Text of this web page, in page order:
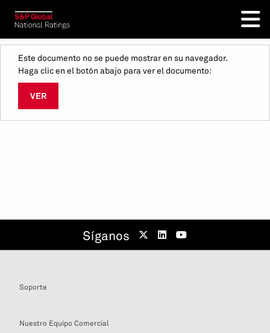
Este documento no se puede mostrar en su navegador.
Haga clic en el botón abajo para ver el documento:
VER
Síganos
Soporte
Nuestro Equipo Comercial